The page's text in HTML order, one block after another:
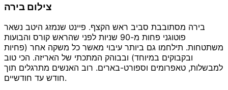
צילום בירה
בירה מסתובבת סביב ראש הקצף. פיינט שנמזג היטב נשאר
פוטוגני פחות מ-90 שניות לפני שהראש קורס והבועות
משתטחות. תילחמו גם ביותר עיבוי מאשר כל משקה אחר (פחיות
ובקבוקים במיוחד) ובבוהק המתכתי של האריזה. הכי טוב
למבשלות, טאפרומים וספורט-בארים. רוב האנשים מתרגלים תוך
חודש עד חודשיים.